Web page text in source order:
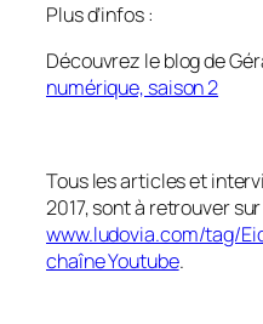
Plus d’infos :
Découvrez le blog de
numérique, saison 2
Tous les articles et
2017, sont à retrouver sur
www.ludovia.com/tag/
chaîne Youtube.